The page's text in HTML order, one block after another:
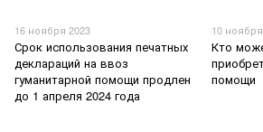
16 ноября 2023
Срок использования печатных
деклараций на ввоз
гуманитарной помощи продлен
до 1 апреля 2024 года
10
Кто
помощи